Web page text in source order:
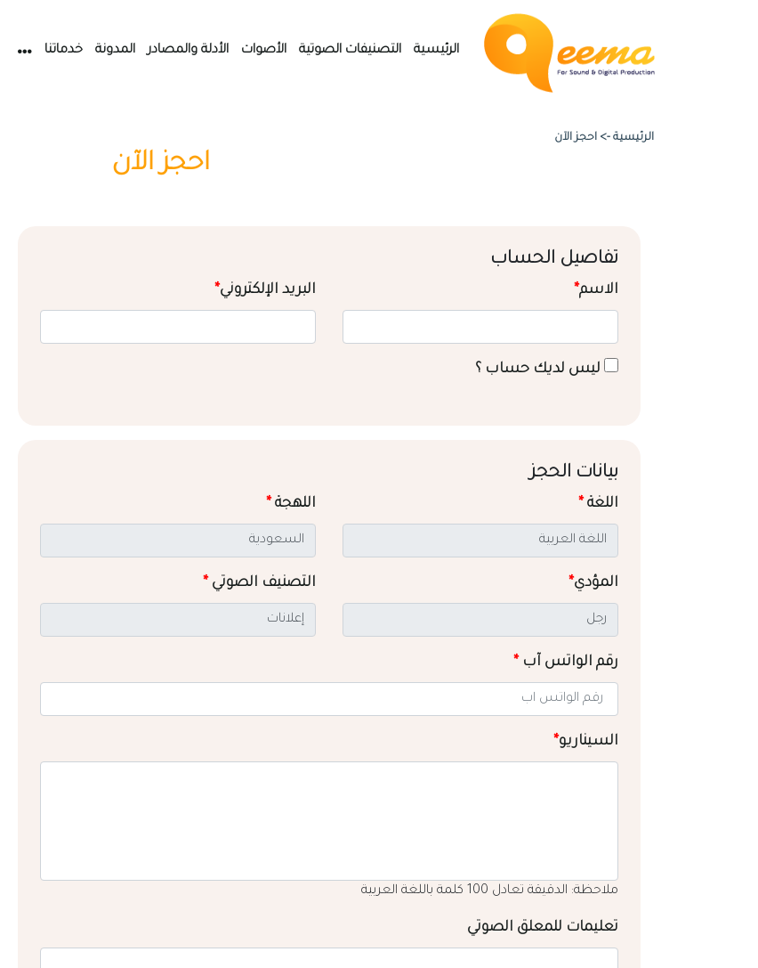
الرئيسية التصنيفات الصوتية الأصوات الأدلة والمصادر المدونة خدماتنا
الرئيسية -> احجز الآن
احجز الآن
تفاصيل الحساب
الاسم* البريد الإلكتروني*
ليس لديك حساب ؟
بيانات الحجز
اللغة* اللهجة*
المؤدي* التصنيف الصوتي*
رقم الواتس آب*
السيناريو*
ملاحظة: الدقيقة تعادل 100 كلمة باللغة العربية
تعليمات للمعلق الصوتي